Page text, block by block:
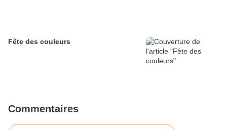
Fête des couleurs
Commentaires